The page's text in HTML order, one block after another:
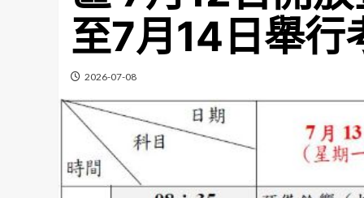
至7月14日舉行
2026-07-08